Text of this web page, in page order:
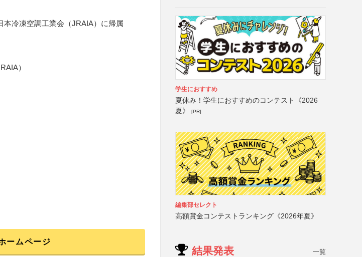
冷凍空調工業会（JRAIA）に帰属
）
ームページ
学生におすすめ
夏休み！学生におすすめのコンテスト《2026
夏》
[PR]
編集部セレクト
高額賞金コンテストランキング《2026年夏》
結果発表 一覧